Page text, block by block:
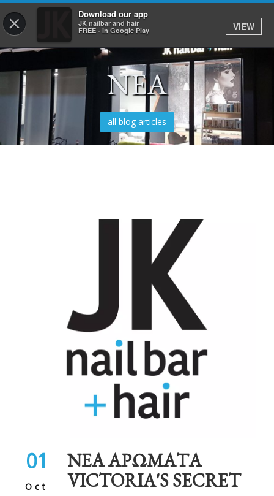
× Download our app
JK nailbar and hair
FREE - In Google Play
VIEW
Σύνδεση
ΑΡΧΙΚΗ
ΥΠΗΡΕΣΙΕΣ
ΡΑΝΤΕΒΟΥ
ΕΠΙΚΟΙΝΩΝΙΑ
ΝΕΑ
all blog articles
01
Oct
ΝΕΑ ΑΡΩΜΑΤΑ
VICTORIA'S SECRET